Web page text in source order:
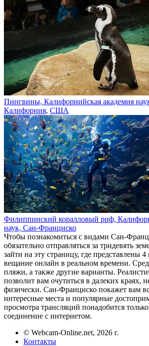
Пингвины, Калифорнийская академия
Калифорния, США
Филиппинский коралловый риф,
наук, Сан-Франциско
Чтобы познакомиться с видами Сан-
обязательно отправляться за тридевять
зайти на эту страницу, где представлены
вещание онлайн в реальном времени.
пляжи, а также другие варианты.
позволит вам очутиться в далеких краях,
физически. Сан-Франциско покажет вам
интересные места и популярные
просмотра трансляций понадобится
соединение с интернетом.
© Webcam-Online.net, 2026 г.
Контакты